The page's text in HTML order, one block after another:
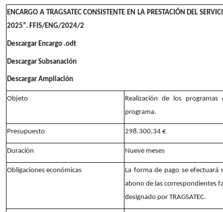
ENCARGO A TRAGSATEC CONSISTENTE EN LA PRESTACIÓN DEL
2025”. FFIS/ENG/2024/2
Descargar Encargo .odt
Descargar Subsanación
Descargar Ampliación
Objeto
Realización de los
programa.
Presupuesto 298.300,34 €
Duración Nueve meses
Obligaciones económicas
La forma de pago se efectuará
abono de las correspondientes
designado por TRAGSATEC.